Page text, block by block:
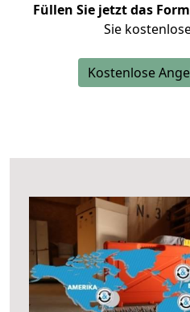
Füllen Sie jetzt das
Sie
Kostenlose